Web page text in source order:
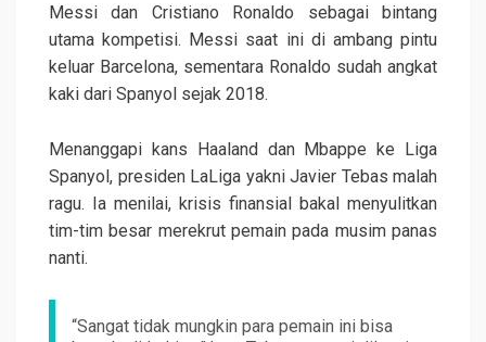
Messi dan Cristiano Ronaldo sebagai bintang
utama kompetisi. Messi saat ini di ambang pintu
keluar Barcelona, sementara Ronaldo sudah angkat
kaki dari Spanyol sejak 2018.
Menanggapi kans Haaland dan Mbappe ke Liga
Spanyol, presiden LaLiga yakni Javier Tebas malah
ragu. Ia menilai, krisis finansial bakal menyulitkan
tim-tim besar merekrut pemain pada musim panas
nanti.
“Sangat tidak mungkin para pemain ini bisa